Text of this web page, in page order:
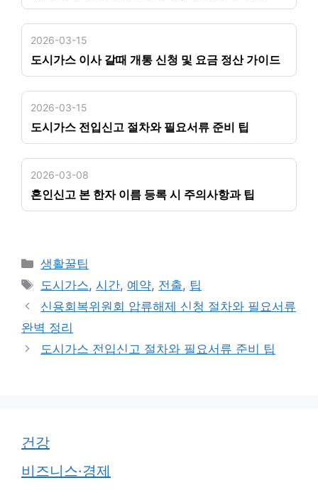
2026-03-15
도시가스 이사 갈때 개통 신청 및 요금 정산 가이드
2026-03-15
도시가스 전입신고 절차와 필요서류 준비 팁
2026-03-08
혼인신고 본 한자 이름 등록 시 주의사항과 팁
카
테
리
생활꿀팁
태
그
도시가스,시간, 예약, 전출, 팁
신용회복위원회 압류해제 신청 절차와 필요서류
완벽 정리
도시가스 전입신고 절차와 필요서류 준비 팁
건강
비즈니스·경제